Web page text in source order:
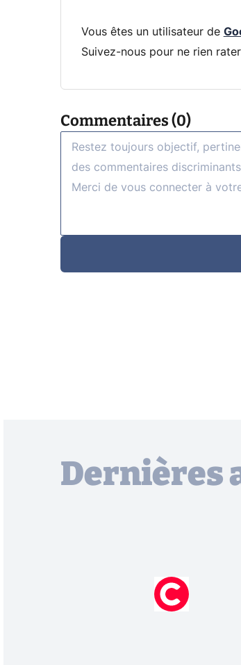
Vous êtes un utilisateur de
Suivez-nous pour ne rien
Commentaires (0)
Dernières